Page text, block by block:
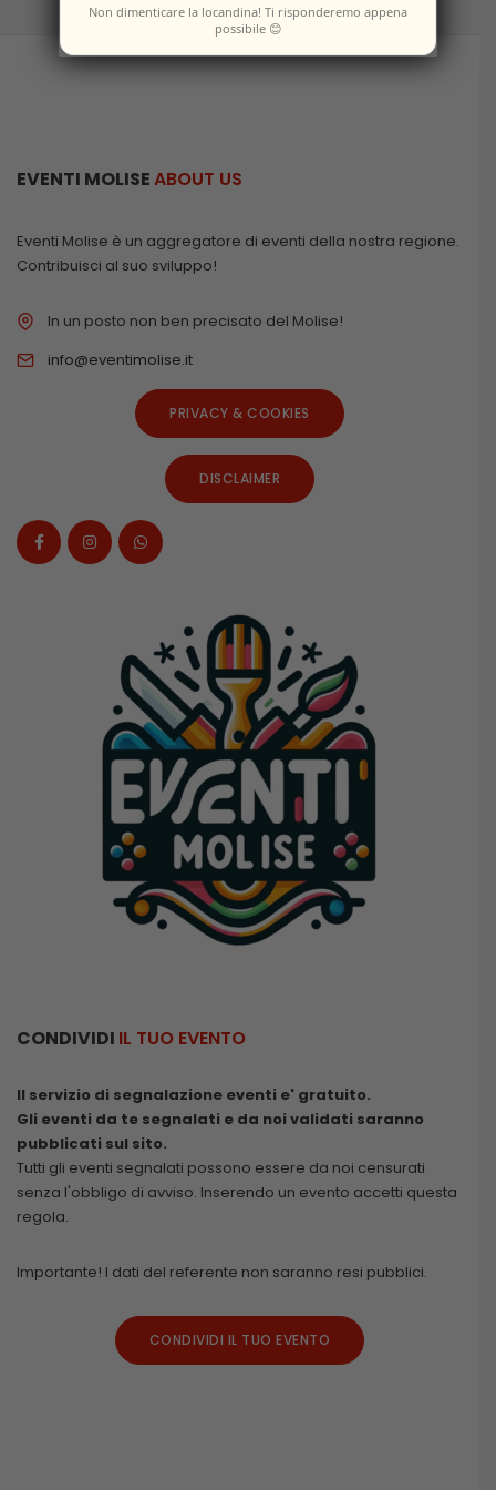
EVENTI MOLISEABOUT US
Eventi Molise è un aggregatore di eventi della nostra regione.
Contribuisci al suo sviluppo!
In un posto non ben precisato del Molise!
info@eventimolise.it
PRIVACY & COOKIES
DISCLAIMER
CONDIVIDI IL TUO EVENTO
Il servizio di segnalazione eventi e' gratuito.
Gli eventi da te segnalati e da noi validati saranno
pubblicati sul sito.
Tutti gli eventi segnalati possono essere da noi censurati
senza l'obbligo di avviso. Inserendo un evento accetti questa
regola.
Importante! I dati del referente non saranno resi pubblici.
CONDIVIDI IL TUO EVENTO
Non dimenticare la locandina! Ti risponderemo appena
possibile 😊